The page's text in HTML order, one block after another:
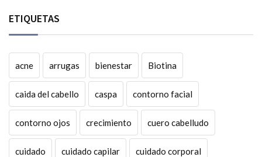
ETIQUETAS
acne arrugas bienestar Biotina
caida del cabello caspa contorno facial
contorno ojos crecimiento cuero cabelludo
cuidado cuidado capilar cuidado corporal